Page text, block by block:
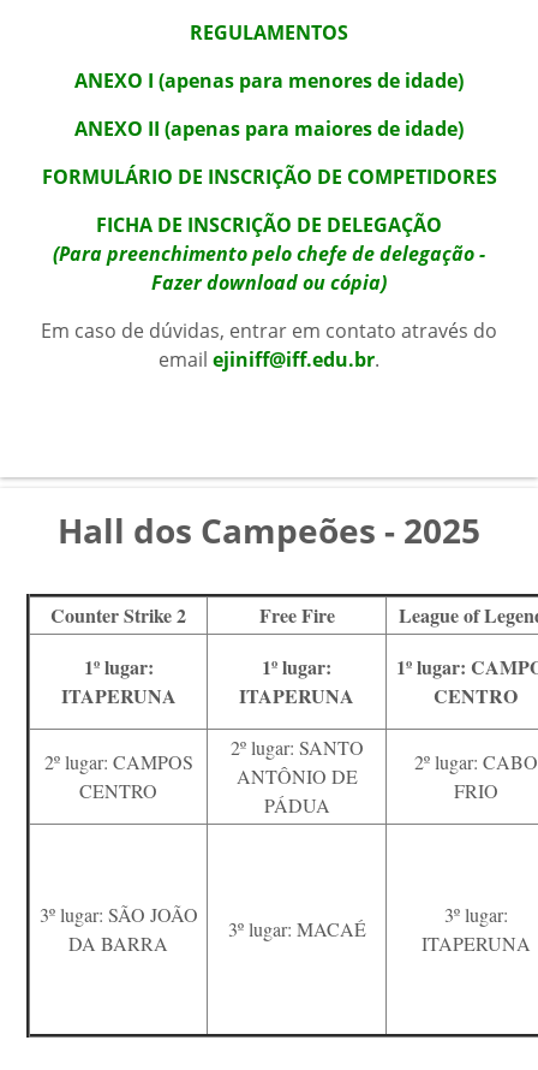
REGULAMENTOS
ANEXO I (apenas para menores de idade)
ANEXO II (apenas para maiores de idade)
FORMULÁRIO DE INSCRIÇÃO DE COMPETIDORES
FICHA DE INSCRIÇÃO DE DELEGAÇÃO
(Para preenchimento pelo chefe de delegação -
Fazer download ou cópia)
Em caso de dúvidas, entrar em contato através do
email ejiniff@iff.edu.br.
Hall dos Campeões - 2025
Counter Strike 2 Free Fire
League of
1º lugar:
ITAPERUNA
1º lugar:
ITAPERUNA
1º lugar:
CENTRO
2º lugar: CAMPOS
CENTRO
2º lugar: SANTO
ANTÔNIO DE
PÁDUA
2º lugar: CABO
FRIO
3º lugar: SÃO JOÃO
DA BARRA
3º lugar: MACAÉ
3º lugar:
ITAPERUNA